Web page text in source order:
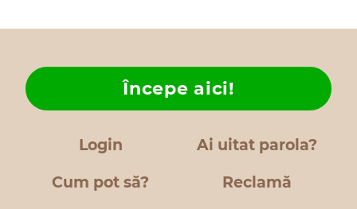
Login Ai uitat parola?
Cum pot să?
Începe aici!
Reclamă